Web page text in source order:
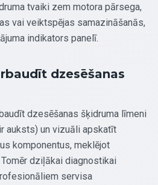
tvaiki zem motora pārsega,
vai veiktspējas samazināšanās,
indikators panelī.
dzesēšanas
dzesēšanas šķidruma līmeni
auksts) un vizuāli apskatīt
komponentus, meklējot
dziļākai diagnostikai
servisa